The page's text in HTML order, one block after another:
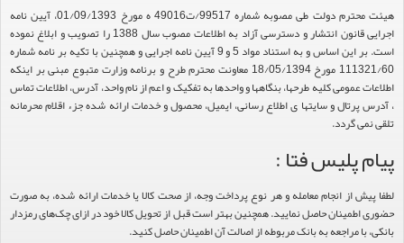
هیئت محترم دولت طی مصوبه شماره 99517/ت49016 ه مورخ 01/09/1393، آیین نامه
اجرایی قانون انتشار و دسترسی آزاد به اطلاعات مصوب سال 1388 را تصویب و ابلاغ نموده
است. بر این اساس و به استناد مواد 5 و 9 آیین نامه اجرایی و همچنین با تکیه بر نامه شماره
111321/60 مورخ 18/05/1394 معاونت محترم طرح و برنامه وزارت متبوع مبنی بر اینکه
اطلاعات عمومی کلیه طرحها، بنگاهها و واحدها به تفکیک و اعم از نام واحد، آدرس، اطلاعات تماس
، آدرس پرتال و سایتها ی اطلاع رسانی، ایمیل، محصول و خدمات ارائه شده جزء اقلام محرمانه
تلقی نمی گردد.
پیام پلیس فتا :
لطفا پیش از انجام معامله و هر نوع پرداخت وجه، از صحت کالا یا خدمات ارائه شده، به صورت
حضوری اطمینان حاصل نمایید. همچنین بهتر است قبل از تحویل کالا خود در ازای چک‌های رمزدار
بانکی، با مراجعه به بانک مربوطه از اصالت آن اطمینان حاصل کنید.